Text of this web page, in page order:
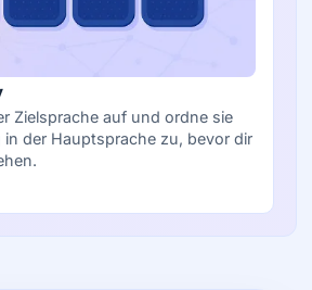
Zielsprache auf und ordne sie
in der Hauptsprache zu, bevor dir